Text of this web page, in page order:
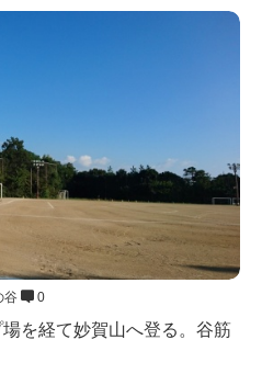
谷 0
を経て妙賀山へ登る。谷筋